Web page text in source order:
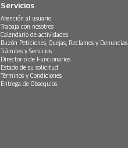
Servicios
Atención al usuario
Trabaja con nosotros
Calendario de actividades
Buzón Peticiones, Quejas, Reclamos y Denuncias
Trámites y Servicios
Directorio de Funcionarios
Estado de su solicitud
Términos y Condiciones
Entrega de Obsequios